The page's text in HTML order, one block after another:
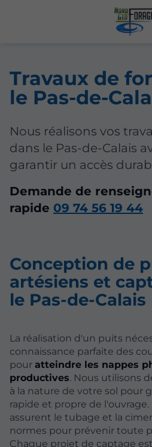
Travaux de
le Pas-de-
Nous réalisons vos
dans le Pas-de-Calais
garantir un accès
Demande de
rapide 09 74 56 19 44
Conception de
artésiens et
le Pas-de-Calais
La réalisation d'un puits
connaissance parfaite des
pour atteindre les nappes
productives. Nous utilisons
à la nature de votre sol pour
rapide et propre de
assurent le tubage et la
normes pour prévenir toute
Chaque projet de captage